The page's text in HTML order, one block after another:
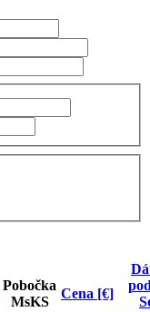
Pobočka
MsKS
Cena [€]